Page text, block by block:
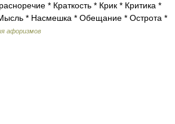
* Краткость * Крик * Критика *
* Насмешка * Обещание * Острота *
афоризмов